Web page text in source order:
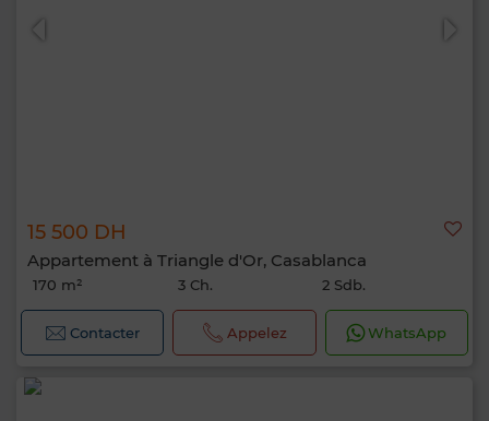
15 500 DH
Appartement à Triangle d'Or, Casablanca
170 m² 3 Ch. 2 Sdb.
Contacter Appelez WhatsApp